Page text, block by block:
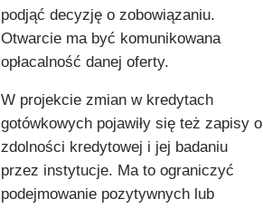
podjąć decyzję o zobowiązaniu.
Otwarcie ma być komunikowana
opłacalność danej oferty.
W projekcie zmian w kredytach
gotówkowych pojawiły się też zapisy o
zdolności kredytowej i jej badaniu
przez instytucje. Ma to ograniczyć
podejmowanie pozytywnych lub